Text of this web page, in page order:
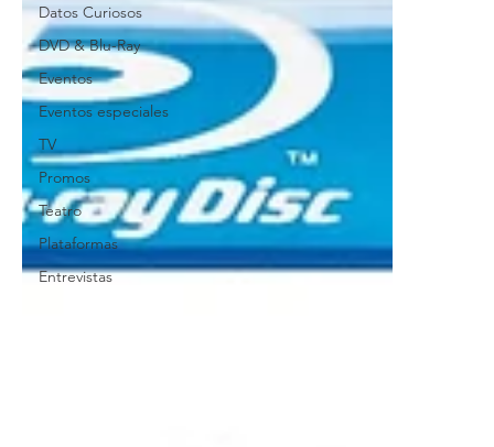
Datos Curiosos
DVD & Blu-Ray
Eventos
Eventos especiales
TV
Promos
Teatro
Plataformas
Entrevistas